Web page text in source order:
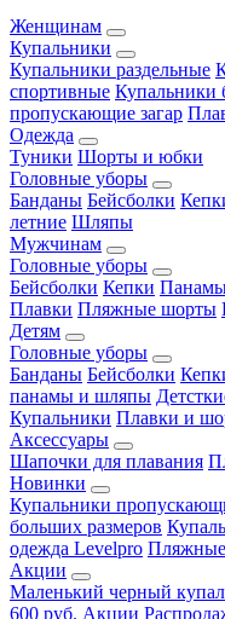
Женщинам
Купальники
Купальники раздельные
спортивные Купальники
пропускающие загар
Одежда
Туники Шорты и юбки
Головные уборы
Банданы Бейсболки
летние Шляпы
Мужчинам
Головные уборы
Бейсболки Кепки
Плавки Пляжные шорты
Детям
Головные уборы
Банданы Бейсболки
панамы и шляпы
Купальники Плавки и
Аксессуары
Шапочки для плавания
Новинки
Купальники
больших размеров
одежда Levelpro
Акции
Маленький черный
600 руб. Акции